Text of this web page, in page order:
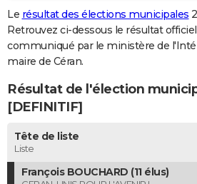
Destinations
City break
Voyage nature
Voyage de noces
Forum
Climat
+
PHOTO
GUIDES D'ACHAT
CARTE DE VOEUX
Carte de Noël
Carte Bonne année
Carte Saint-Valentin
Carte Pâques
Carte d'anniversaire
DICTIONNAIRE
PROGRAMME TV
Le résultat des élections municipales
Retrouvez ci-dessous le résultat
communiqué par le ministère de
maire de Céran.
Résultat de l'élection
[DEFINITIF]
Tête de liste
Liste
François BOUCHARD (11 élus)